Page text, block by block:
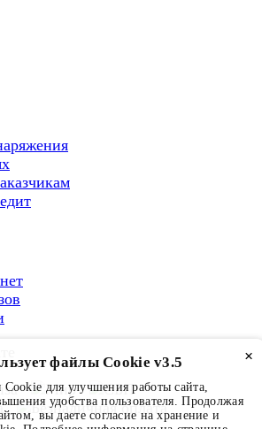
×
файлы Cookie v3.5
для улучшения работы сайта,
удобства пользователя. Продолжая
вы даете согласие на хранение и